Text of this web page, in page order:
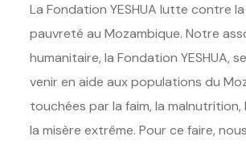
La Fondation YESHUA lutte contre
pauvreté au Mozambique. Notre
humanitaire, la Fondation YESHUA,
venir en aide aux populations du
touchées par la faim, la
la misère extrême. Pour ce faire,